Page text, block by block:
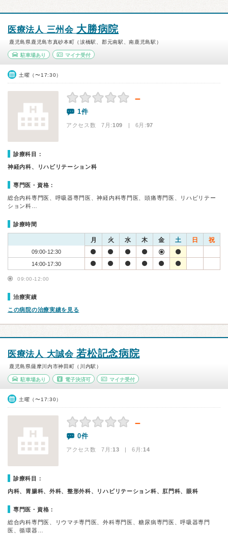
医療法人 三州会 大勝病院
鹿児島県鹿児島市真砂本町（涙橋駅、郡元南駅、南鹿児島駅）
駐車場あり マイナ受付
土曜（〜17:30）
－
1件
アクセス数 7月:109 | 6月:97
診療科目：
神経内科、リハビリテーション科
専門医・資格：
総合内科専門医、呼吸器専門医、神経内科専門医、頭痛専門医、リハビリテー
ション科…
診療時間
月 火 水 木 金 土 日 祝
09:00-12:30
14:00-17:30
09:00-12:00
治療実績
この病院の治療実績を見る
医療法人 大誠会若松記念病院
鹿児島県薩摩川内市神田町（川内駅）
駐車場あり 電子決済可 マイナ受付
土曜（〜17:30）
－
0件
アクセス数 7月:13 | 6月:14
診療科目：
内科、胃腸科、外科、整形外科、リハビリテーション科、肛門科、眼科
専門医・資格：
総合内科専門医、リウマチ専門医、外科専門医、糖尿病専門医、呼吸器専門
医、循環器…